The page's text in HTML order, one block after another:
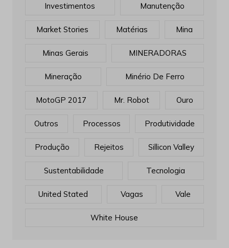
Investimentos Manutenção
Market Stories Matérias Mina
Minas Gerais MINERADORAS
Mineração Minério De Ferro
MotoGP 2017 Mr. Robot Ouro
Outros Processos Produtividade
Produção Rejeitos Sillicon Valley
Sustentabilidade Tecnologia
United Stated Vagas Vale
White House